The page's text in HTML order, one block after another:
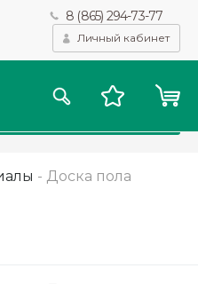
8 (865) 294-73-77
Личный кабинет
- Доска пола
подобные технологии
статистики, повышения
вам возможности
Подробнее